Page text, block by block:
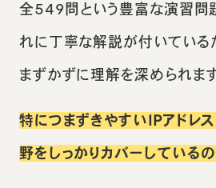
全549問という豊富な演習問
れに丁寧な解説が付いている
まずかずに理解を深められます
特につまずきやすいIPアドレ
野をしっかりカバーしているの